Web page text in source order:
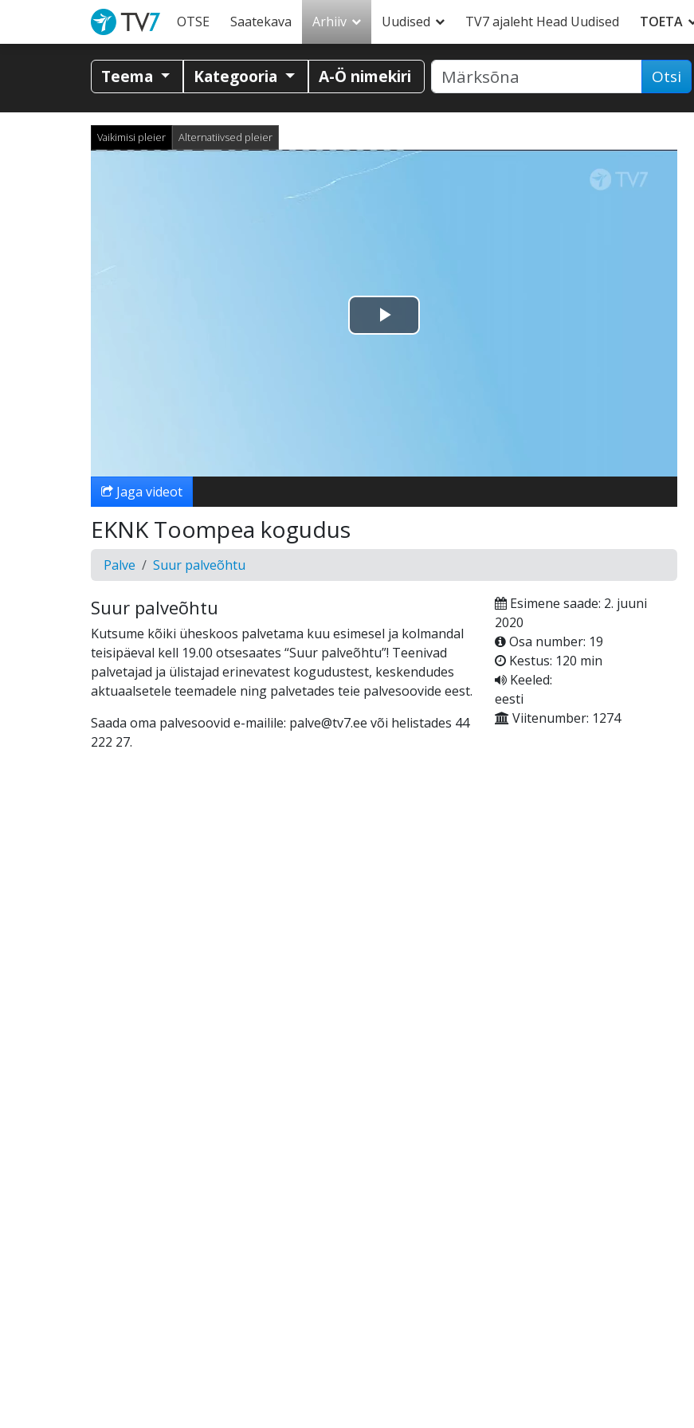
OTSE Saatekava Arhiiv Uudised TV7 ajaleht Head Uudised TOETA
Teema Kategooria A-Ö nimekiri Otsi
Vaikimisi pleier Alternatiivsed pleier
Esita
Jaga videot
EKNK Toompea kogudus
Palve Suur palveõhtu
Suur palveõhtu
Kutsume kõiki üheskoos palvetama kuu esimesel ja kolmandal
teisipäeval kell 19.00 otsesaates “Suur palveõhtu”! Teenivad
palvetajad ja ülistajad erinevatest kogudustest, keskendudes
aktuaalsetele teemadele ning palvetades teie palvesoovide eest.
Saada oma palvesoovid e-mailile: palve@tv7.ee või helistades 44
222 27.
Esimene saade: 2. juuni
2020
Osa number: 19
Kestus: 120 min
Keeled:
eesti
Viitenumber: 1274